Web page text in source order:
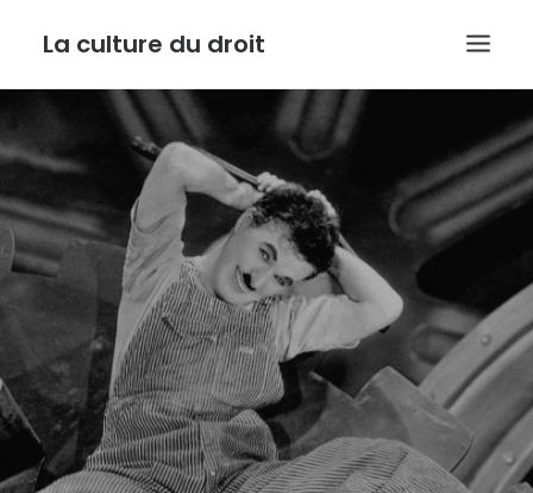
La culture du droit
DROIT ET CULTURE
LES INTERVIEWS D’ARMIDE
LE SERVICE PUBLIC DANS TOUT SON ETAT
CONTACT
RECHERCHE